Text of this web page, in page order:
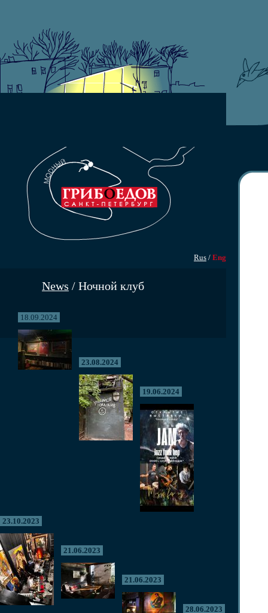
Rus / Eng
News / Ночной клуб
18.09.2024
23.08.2024
19.06.2024
23.10.2023
21.06.2023
21.06.2023
28.06.2023